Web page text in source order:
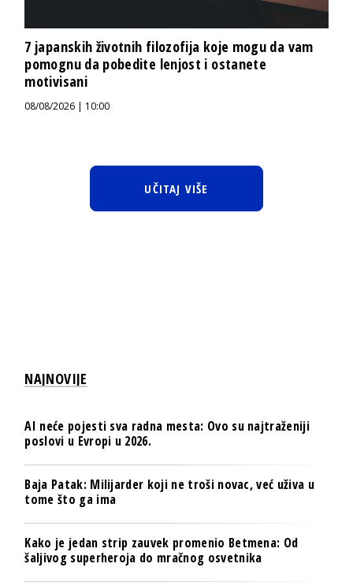
7 japanskih životnih filozofija koje mogu da vam
pomognu da pobedite lenjost i ostanete
motivisani
08/08/2026 | 10:00
UČITAJ VIŠE
NAJNOVIJE
AI neće pojesti sva radna mesta: Ovo su najtraženiji
poslovi u Evropi u 2026.
Baja Patak: Milijarder koji ne troši novac, već uživa u
tome što ga ima
Kako je jedan strip zauvek promenio Betmena: Od
šaljivog superheroja do mračnog osvetnika